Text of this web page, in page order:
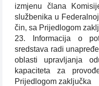
izmjenu člana
službenika u
čin, sa Prijedlogom
23. Informacija o
sredstava radi
oblasti upravljanja
kapaciteta za
Prijedlogom zaključka